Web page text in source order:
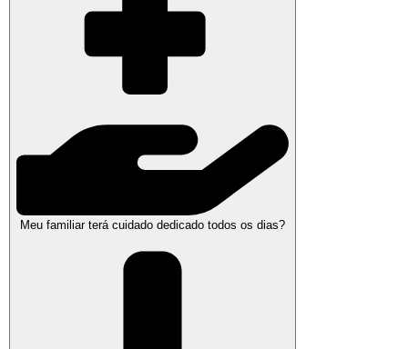
Meu familiar terá cuidado dedicado todos os dias?